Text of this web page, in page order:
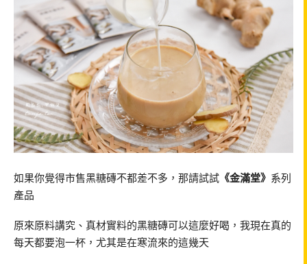
如果你覺得市售黑糖磚不都差不多，那請試試 《金滿堂》 系列
產品
原來原料講究、真材實料的黑糖磚可以這麼好喝，我現在真的
每天都要泡一杯，尤其是在寒流來的這幾天